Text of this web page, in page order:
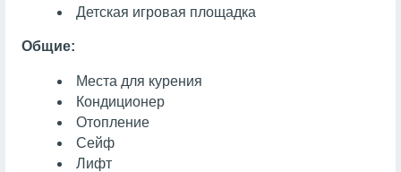
Детская игровая площадка
Общие:
Места для курения
Кондиционер
Отопление
Сейф
Лифт